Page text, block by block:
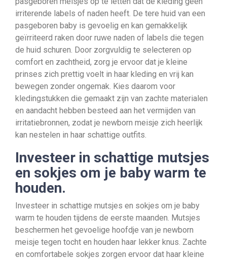
irriterende labels of naden heeft. De tere huid van een
pasgeboren baby is gevoelig en kan gemakkelijk
geïrriteerd raken door ruwe naden of labels die tegen
de huid schuren. Door zorgvuldig te selecteren op
comfort en zachtheid, zorg je ervoor dat je kleine
prinses zich prettig voelt in haar kleding en vrij kan
bewegen zonder ongemak. Kies daarom voor
kledingstukken die gemaakt zijn van zachte materialen
en aandacht hebben besteed aan het vermijden van
irritatiebronnen, zodat je newborn meisje zich heerlijk
kan nestelen in haar schattige outfits.
Investeer in schattige mutsjes
en sokjes om je baby warm te
houden.
Investeer in schattige mutsjes en sokjes om je baby
warm te houden tijdens de eerste maanden. Mutsjes
beschermen het gevoelige hoofdje van je newborn
meisje tegen tocht en houden haar lekker knus. Zachte
en comfortabele sokjes zorgen ervoor dat haar kleine